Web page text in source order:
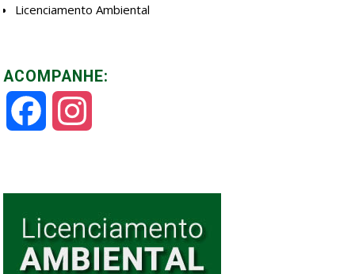
Licenciamento Ambiental
ACOMPANHE:
Facebook